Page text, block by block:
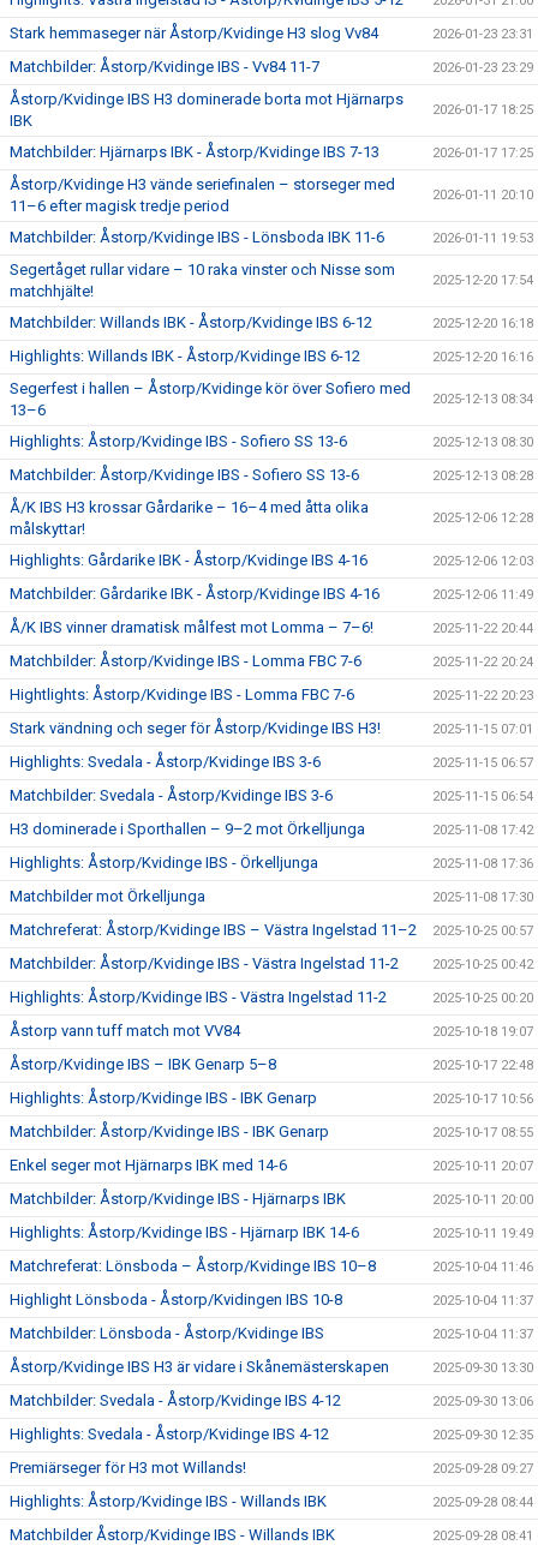
Stark hemmaseger när Åstorp/Kvidinge H3 slog Vv84 2026-01-23 23:31
Matchbilder: Åstorp/Kvidinge IBS - Vv84 11-7 2026-01-23 23:29
Åstorp/Kvidinge IBS H3 dominerade borta mot Hjärnarps
IBK
2026-01-17 18:25
Matchbilder: Hjärnarps IBK - Åstorp/Kvidinge IBS 7-13 2026-01-17 17:25
Åstorp/Kvidinge H3 vände seriefinalen – storseger med
11–6 efter magisk tredje period
2026-01-11 20:10
Matchbilder: Åstorp/Kvidinge IBS - Lönsboda IBK 11-6 2026-01-11 19:53
Segertåget rullar vidare – 10 raka vinster och Nisse som
matchhjälte!
2025-12-20 17:54
Matchbilder: Willands IBK - Åstorp/Kvidinge IBS 6-12 2025-12-20 16:18
Highlights: Willands IBK - Åstorp/Kvidinge IBS 6-12 2025-12-20 16:16
Segerfest i hallen – Åstorp/Kvidinge kör över Sofiero med
13–6
2025-12-13 08:34
Highlights: Åstorp/Kvidinge IBS - Sofiero SS 13-6 2025-12-13 08:30
Matchbilder: Åstorp/Kvidinge IBS - Sofiero SS 13-6 2025-12-13 08:28
Å/K IBS H3 krossar Gårdarike – 16–4 med åtta olika
målskyttar!
2025-12-06 12:28
Highlights: Gårdarike IBK - Åstorp/Kvidinge IBS 4-16 2025-12-06 12:03
Matchbilder: Gårdarike IBK - Åstorp/Kvidinge IBS 4-16 2025-12-06 11:49
Å/K IBS vinner dramatisk målfest mot Lomma – 7–6! 2025-11-22 20:44
Matchbilder: Åstorp/Kvidinge IBS - Lomma FBC 7-6 2025-11-22 20:24
Hightlights: Åstorp/Kvidinge IBS - Lomma FBC 7-6 2025-11-22 20:23
Stark vändning och seger för Åstorp/Kvidinge IBS H3! 2025-11-15 07:01
Highlights: Svedala - Åstorp/Kvidinge IBS 3-6 2025-11-15 06:57
Matchbilder: Svedala - Åstorp/Kvidinge IBS 3-6 2025-11-15 06:54
H3 dominerade i Sporthallen – 9–2 mot Örkelljunga 2025-11-08 17:42
Highlights: Åstorp/Kvidinge IBS - Örkelljunga 2025-11-08 17:36
Matchbilder mot Örkelljunga 2025-11-08 17:30
Matchreferat: Åstorp/Kvidinge IBS – Västra Ingelstad 11–2 2025-10-25 00:57
Matchbilder: Åstorp/Kvidinge IBS - Västra Ingelstad 11-2 2025-10-25 00:42
Highlights: Åstorp/Kvidinge IBS - Västra Ingelstad 11-2 2025-10-25 00:20
Åstorp vann tuff match mot VV84 2025-10-18 19:07
Åstorp/Kvidinge IBS – IBK Genarp 5–8 2025-10-17 22:48
Highlights: Åstorp/Kvidinge IBS - IBK Genarp 2025-10-17 10:56
Matchbilder: Åstorp/Kvidinge IBS - IBK Genarp 2025-10-17 08:55
Enkel seger mot Hjärnarps IBK med 14-6 2025-10-11 20:07
Matchbilder: Åstorp/Kvidinge IBS - Hjärnarps IBK 2025-10-11 20:00
Highlights: Åstorp/Kvidinge IBS - Hjärnarp IBK 14-6 2025-10-11 19:49
Matchreferat: Lönsboda – Åstorp/Kvidinge IBS 10–8 2025-10-04 11:46
Highlight Lönsboda - Åstorp/Kvidingen IBS 10-8 2025-10-04 11:37
Matchbilder: Lönsboda - Åstorp/Kvidinge IBS 2025-10-04 11:37
Åstorp/Kvidinge IBS H3 är vidare i Skånemästerskapen 2025-09-30 13:30
Matchbilder: Svedala - Åstorp/Kvidinge IBS 4-12 2025-09-30 13:06
Highlights: Svedala - Åstorp/Kvidinge IBS 4-12 2025-09-30 12:35
Premiärseger för H3 mot Willands! 2025-09-28 09:27
Highlights: Åstorp/Kvidinge IBS - Willands IBK 2025-09-28 08:44
Matchbilder Åstorp/Kvidinge IBS - Willands IBK 2025-09-28 08:41